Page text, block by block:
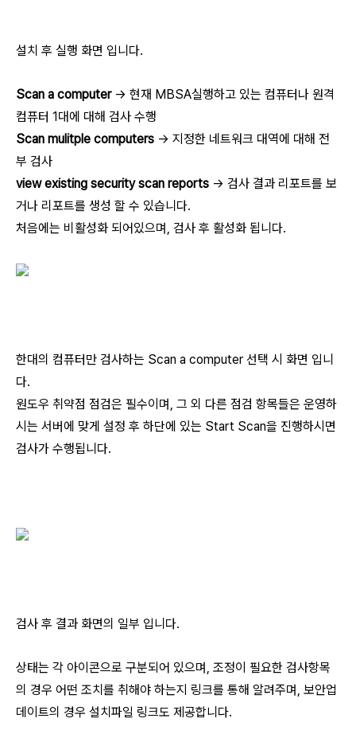
설치 후 실행 화면 입니다.
Scan a computer-> 현재 MBSA실행하고 있는 컴퓨터나 원격
컴퓨터 1대에 대해 검사 수행
Scan mulitple computers -> 지정한 네트워크 대역에 대해 전
부 검사
view existing security scan reports -> 검사 결과 리포트를 보
거나 리포트를 생성 할 수 있습니다.
처음에는 비활성화 되어있으며, 검사 후 활성화 됩니다.
한대의 컴퓨터만 검사하는 Scan a computer 선택 시 화면 입니
다.
원도우 취약점 점검은 필수이며, 그 외 다른 점검 항목들은 운영하
시는 서버에 맞게 설정 후 하단에 있는 Start Scan을 진행하시면
검사가 수행됩니다.
검사 후 결과 화면의 일부 입니다.
상태는 각 아이콘으로 구분되어 있으며, 조정이 필요한 검사항목
의 경우 어떤 조치를 취해야 하는지 링크를 통해 알려주며, 보안업
데이트의 경우 설치파일 링크도 제공합니다.